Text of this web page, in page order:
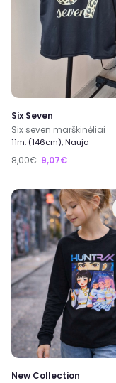
Six Seven
Six seven marškinėliai
11m. (146cm), Nauja
8,00€ 9,07€
New Collection